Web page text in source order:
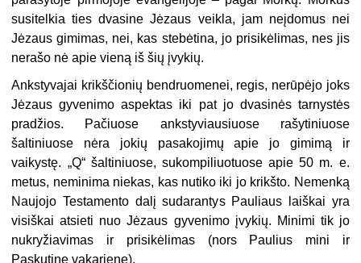
susitelkia ties dvasine Jėzaus veikla, jam neįdomus nei
Jėzaus gimimas, nei, kas stebėtina, jo prisikėlimas, nes jis
nerašo nė apie vieną iš šių įvykių.
Ankstyvajai krikščionių bendruomenei, regis, nerūpėjo joks
Jėzaus gyvenimo aspektas iki pat jo dvasinės tarnystės
pradžios. Pačiuose ankstyviausiuose rašytiniuose
šaltiniuose nėra jokių pasakojimų apie jo gimimą ir
vaikystę. „Q“ šaltiniuose, sukompiliuotuose apie 50 m. e.
metus, neminima niekas, kas nutiko iki jo krikšto. Nemenką
Naujojo Testamento dalį sudarantys Pauliaus laiškai yra
visiškai atsieti nuo Jėzaus gyvenimo įvykių. Minimi tik jo
nukryžiavimas ir prisikėlimas (nors Paulius mini ir
Paskutinę vakarienę).